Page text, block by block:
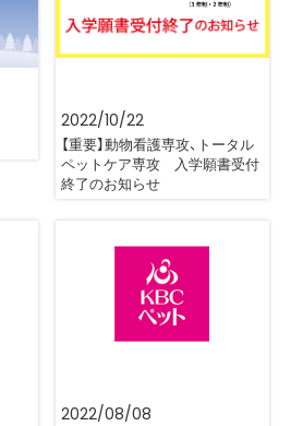
2022/10/22
【重要】動物看護専攻、トータル
ペットケア専攻 入学願書受付
終了のお知らせ
2022/08/08